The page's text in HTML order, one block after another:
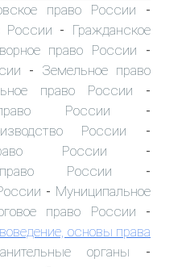
право России -
России - Гражданское
право России -
- Земельное право
право России -
России -
России -
России -
России -
- Муниципальное
право России -
основы права
органы -